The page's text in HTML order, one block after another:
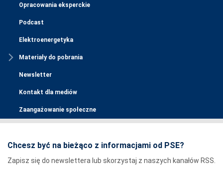
Opracowania eksperckie
Podcast
Elektroenergetyka
Materiały do pobrania
Newsletter
Kontakt dla mediów
Zaangażowanie społeczne
Chcesz być na bieżąco z informacjami od PSE?
Zapisz się do newslettera lub skorzystaj z naszych kanałów RSS.